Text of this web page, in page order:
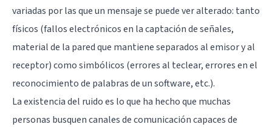
variadas por las que un mensaje se puede ver alterado: tanto
físicos (fallos electrónicos en la captación de señales,
material de la pared que mantiene separados al emisor y al
receptor) como simbólicos (errores al teclear, errores en el
reconocimiento de palabras de un software, etc.).
La existencia del ruido es lo que ha hecho que muchas
personas busquen canales de comunicación capaces de